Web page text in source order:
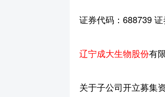
证券代码：688739 证
辽宁成大生物股份有
关于子公司开立募集